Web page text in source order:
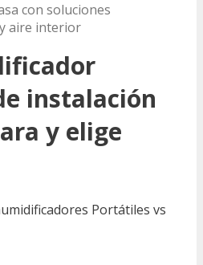
con soluciones
aire interior
instalación
y elige